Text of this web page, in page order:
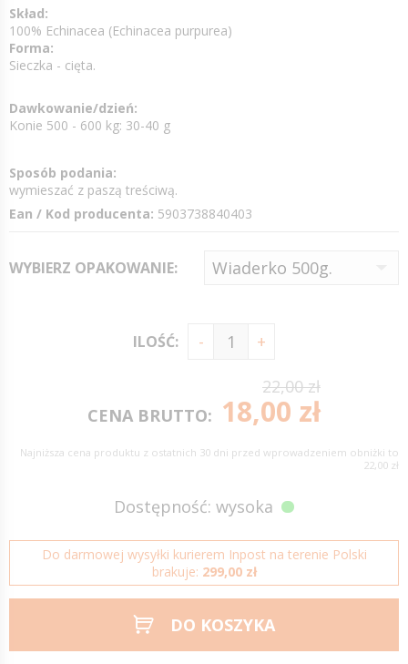
Skład:
100% Echinacea (Echinacea purpurea)
Forma:
Sieczka - cięta.
Dawkowanie/dzień:
Konie 500 - 600 kg: 30-40 g
Sposób podania:
wymieszać z paszą treściwą.
Ean / Kod producenta: 5903738840403
WYBIERZ OPAKOWANIE:
ILOŚĆ:
CENA BRUTTO:
22,00 zł
18,00 zł
Najniższa cena produktu z ostatnich 30 dni przed wprowadzeniem obniżki to
22,00 zł
Dostępność: wysoka
Do darmowej wysyłki kurierem Inpost na terenie Polski
brakuje: 299,00 zł
DO KOSZYKA